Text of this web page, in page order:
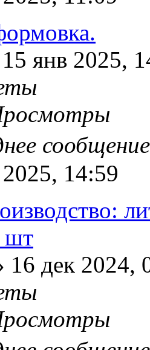
15 янв 2025,
14:59
шт
16 дек 2024,